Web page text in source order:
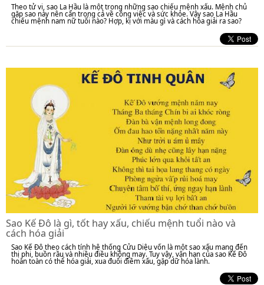
Theo tử vi, sao La Hầu là một trong những sao chiếu mệnh xấu. Mệnh chủ
gặp sao này nên cẩn trọng cả về công việc và sức khỏe. Vậy sao La Hầu
chiếu mệnh nam nữ tuổi nào? Hợp, kị với màu gì và cách hóa giải ra sao?
Sao Kế Đô là gì, tốt hay xấu, chiếu mệnh tuổi nào và
cách hóa giải
Sao Kế Đô theo cách tính hệ thống Cửu Diệu vốn là một sao xấu mang đến
thị phi, buồn rầu và nhiều điều không may. Tuy vậy, vận hạn của sao Kế Đô
hoàn toàn có thể hóa giải, xua đuổi điềm xấu, gặp dữ hóa lành.